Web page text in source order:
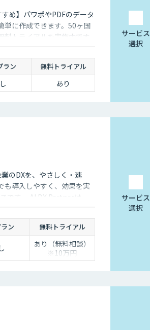
め】パワポやPDFのデータ
単に作成できます。50ヶ国
トライアルを実施中です
ラン 無料トライアル
あり
サービス
選択
のDXを、やさしく・速
も導入しやすく、効果を実
です。 AI DX Partnerは、
方・中小企業のための“現
します。 私たちは、コン
いいDX』を実現します。
ン 無料トライアル
あり（無料相談）
※10万円
サービス
選択